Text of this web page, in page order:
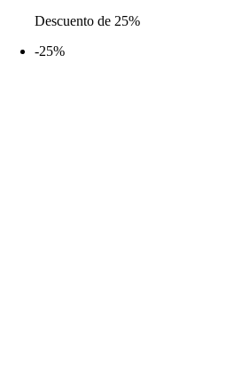
originalactual
Descuento de 25%
-25%